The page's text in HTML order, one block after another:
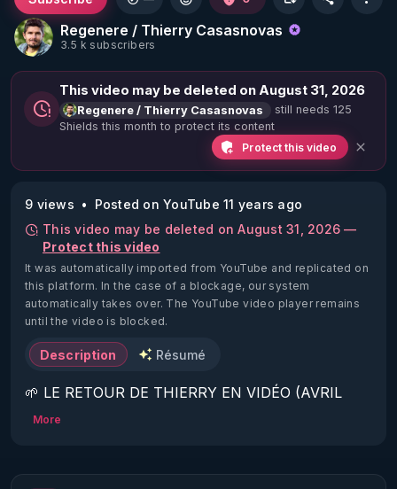
Regenere / Thierry Casasnovas
3.5 k subscribers
This video may be deleted on August 31, 2026
Regenere / Thierry Casasnovas
still needs 125
Shields this month to protect its content
Protect this video
9 views
Posted on YouTube 11 years ago
This video may be deleted on August 31, 2026 —
Protect this video
It was automatically imported from YouTube and replicated on
this platform. In the case of a blockage, our system
automatically takes over. The YouTube video player remains
until the video is blocked.
Description Résumé
🌱 LE RETOUR DE THIERRY EN VIDÉO (AVRIL
2022)!
https://www.rgnr.fr/presentation.html
More